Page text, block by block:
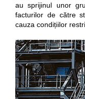
au sprijinul unor
facturilor de către
cauza condițiilor